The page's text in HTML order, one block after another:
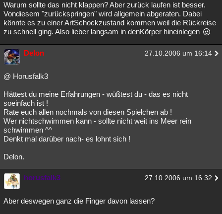
Warum sollte das nicht klappen? Aber zurück laufen ist besser.
Vondiesem "zurückspringen" wird allgemein abgeraten. Dabei
könnte es zu einer ArtSchockzustand kommen weil die Rückreise
zu schnell ging. Also lieber langsam in denKörper hineinlegen
Delon 27.10.2006 um 16:14
@ Horusfalk3
Hättest du meine Erfahrungen - wüßtest du - das es nicht
soeinfach ist !
Rate euch allen nochmals von diesen Spielchen ab !
Wer nichtschwimmen kann - sollte nicht weit ins Meer rein
schwimmen ^^
Denkt mal darüber nach- es lohnt sich !
Delon.
horusfalk3 27.10.2006 um 16:32
Aber deswegen ganz die Finger davon lassen?